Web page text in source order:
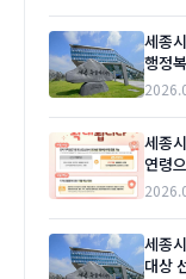
세종
행정
세종
연령
세종
대상